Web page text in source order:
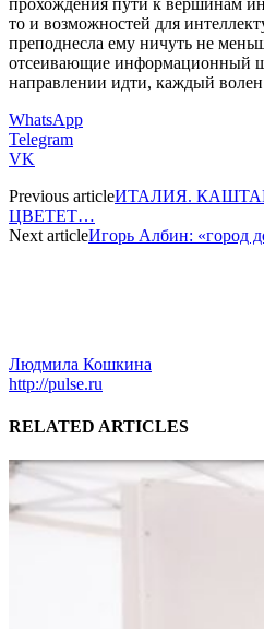
то и возможностей для
преподнесла ему ничуть не
отсеивающие информационный
направлении идти, каждый
WhatsApp
Telegram
VK
Previous articleИТАЛИЯ.
ЦВЕТЕТ…
Next articleИгорь Албин: «город
Людмила Кошкина
http://pulse.ru
RELATED ARTICLES